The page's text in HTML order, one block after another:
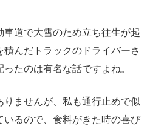
道で大雪のため立ち往生が起
んだトラックのドライバーさ
たのは有名な話ですよね。
ませんが、私も通行止めで似
いるので、食料がきた時の喜び